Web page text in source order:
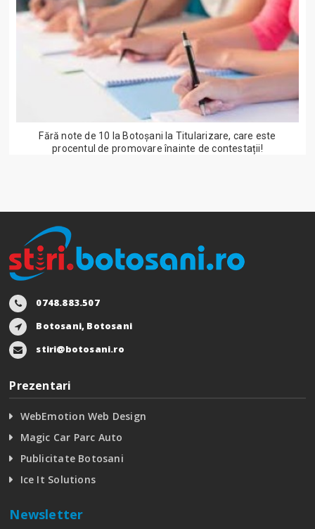
Fără note de 10 la Botoșani la Titularizare, care este
procentul de promovare înainte de contestații!
0748.883.507
Botosani, Botosani
stiri@botosani.ro
Prezentari
WebEmotion Web Design
Magic Car Parc Auto
Publicitate Botosani
Ice It Solutions
Newsletter